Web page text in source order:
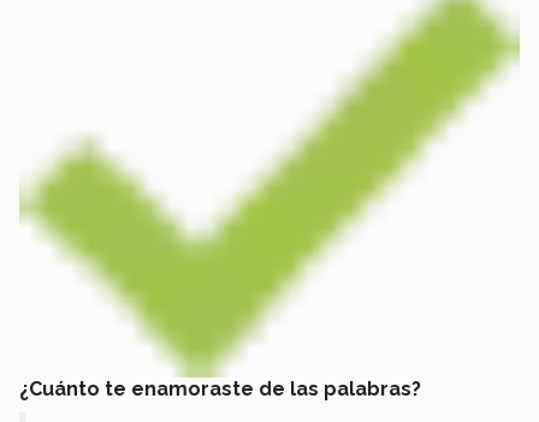
¿Cuánto te enamoraste de las palabras?